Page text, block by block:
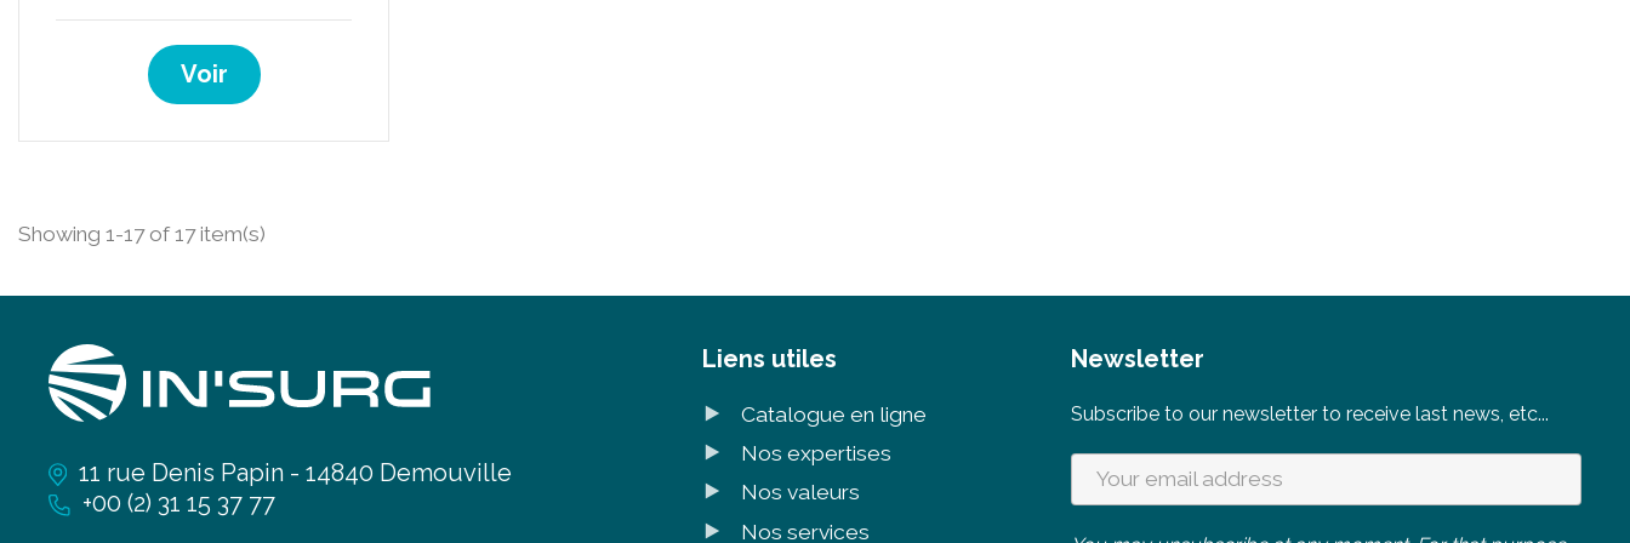
Voir
Showing 1-17 of 17 item(s)
11 rue Denis Papin - 14840 Demouville
+00 (2) 31 15 37 77
Liens utiles
Catalogue en ligne
Nos expertises
Nos valeurs
Nos services
Newsletter
Subscribe to our newsletter to receive last news, etc...